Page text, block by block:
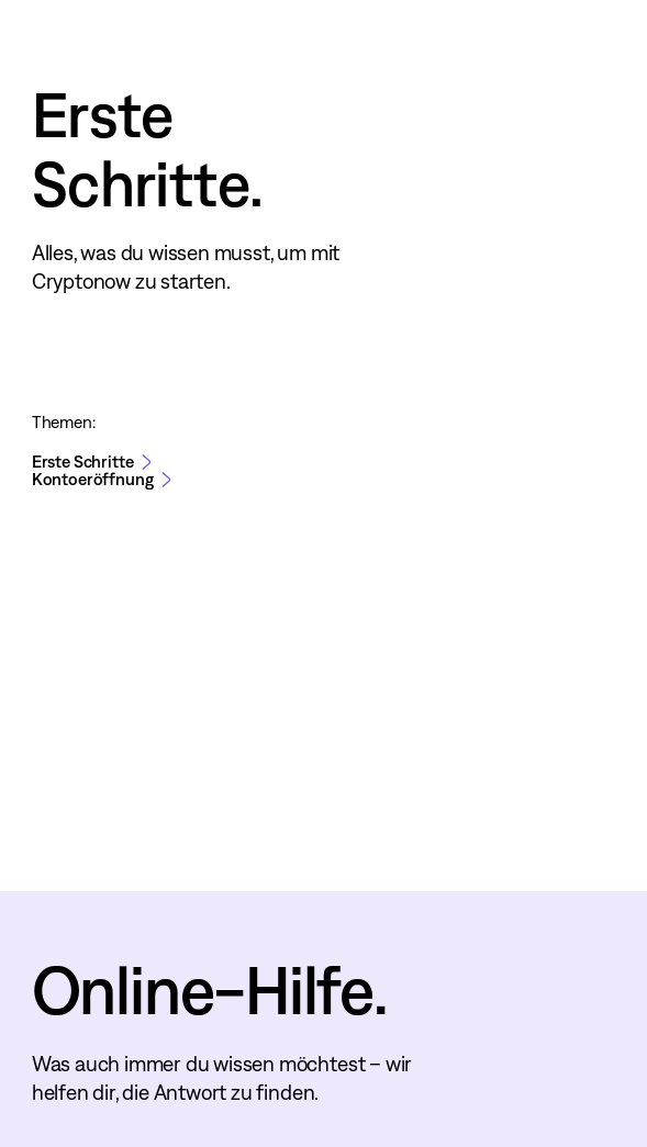
Erste
Schritte.
Alles, was du wissen musst, um mit
Cryptonow zu starten.
Themen:
Erste Schritte
Kontoeröffnung
Online-Hilfe.
Was auch immer du wissen möchtest – wir
helfen dir, die Antwort zu finden.